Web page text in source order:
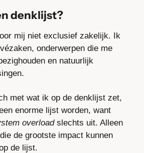
denklijst?
mij niet exclusief zakelijk. Ik
onderwerpen die me
en natuurlijk
met wat ik op de denklijst zet,
enorme lijst worden, want
overload slechts uit. Alleen
de grootste impact kunnen
de lijst.